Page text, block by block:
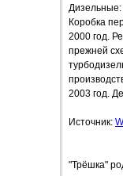
Дизельные:
Коробка
2000 год.
прежней
2003 год.
Источник:
"Трёшка"